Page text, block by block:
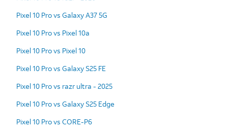
Pixel 10 Pro vs Galaxy A37 5G
Pixel 10 Pro vs Pixel 10a
Pixel 10 Pro vs Pixel 10
Pixel 10 Pro vs Galaxy S25 FE
Pixel 10 Pro vs razr ultra - 2025
Pixel 10 Pro vs Galaxy S25 Edge
Pixel 10 Pro vs CORE-P6